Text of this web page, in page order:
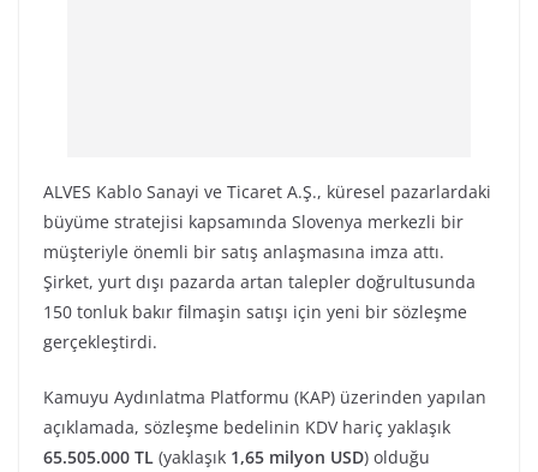
ALVES Kablo Sanayi ve Ticaret A.Ş., küresel pazarlardaki
büyüme stratejisi kapsamında Slovenya merkezli bir
müşteriyle önemli bir satış anlaşmasına imza attı.
Şirket, yurt dışı pazarda artan talepler doğrultusunda
150 tonluk bakır filmaşin satışı için yeni bir sözleşme
gerçekleştirdi.
Kamuyu Aydınlatma Platformu (KAP) üzerinden yapılan
açıklamada, sözleşme bedelinin KDV hariç yaklaşık
65.505.000 TL (yaklaşık 1,65 milyon USD) olduğu